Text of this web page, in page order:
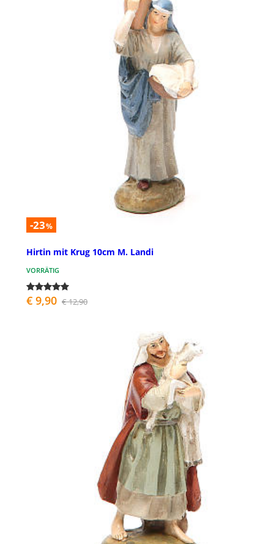
-23%
Hirtin mit Krug 10cm M. Landi
VORRÄTIG
€ 9,90 € 12,90